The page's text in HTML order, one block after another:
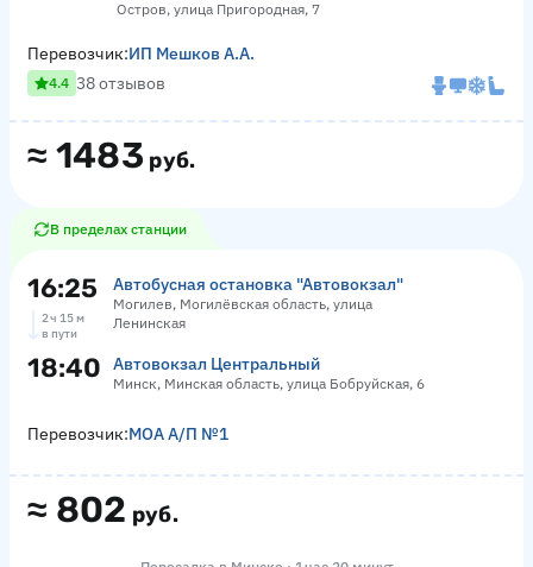
Остров, улица Пригородная, 7
≈ 1483 руб.
Перевозчик:ИП Мешков А.А.
4.4 38 отзывов
В пределах станции
16:25 Автобусная остановка "Автовокзал"
Могилев, Могилёвская область, улица
Ленинская
2 ч 15 м
в пути
18:40 Автовокзал Центральный
Минск, Минская область, улица Бобруйская, 6
≈ 802 руб.
Перевозчик:МОА А/П №1